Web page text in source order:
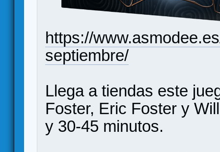
https://
septiembre/
Llega a tiendas este
Foster, Eric Foster y
y 30-45 minutos.